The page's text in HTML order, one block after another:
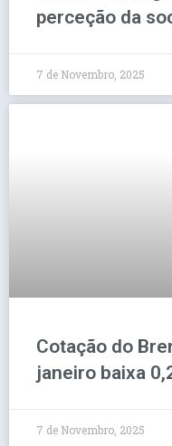
perceção da
7 de Novembro, 2025
Cotação do
janeiro baixa
7 de Novembro, 2025